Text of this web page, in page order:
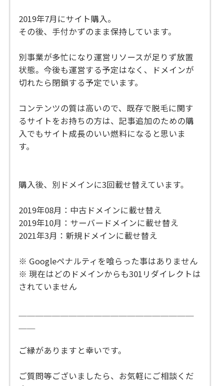
2019年7月にサイト購入。
その後、手付かずのまま保持しています。
別事業が多忙になり運営リソースが足りず放置
状態。今後も運営する予定はなく、ドメインが
切れたら閉鎖する予定でいます。
コンテンツの質は高いので、既存で脱毛に関す
るサイトをお持ちの方は、記事追加のための購
入でもサイト成長のいい燃料になると思いま
す。
購入後、別ドメインに3回載せ替えています。
2019年08月：中古ドメインに載せ替え
2019年10月：サーバードメインに載せ替え
2021年3月：新規ドメインに載せ替え
※ Googleペナルティを喰らった事はありません
※ 現在はどのドメインからも301リダイレクトは
されていません
ご縁がありますと幸いです。
ご質問等ございましたら、お気軽にご相談くだ